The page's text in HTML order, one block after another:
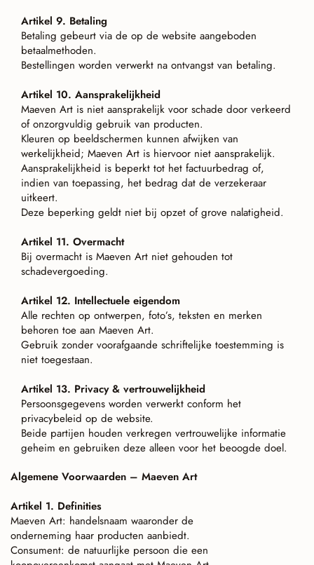
Artikel 9. Betaling
Betaling gebeurt via de op de website aangeboden
betaalmethoden.
Bestellingen worden verwerkt na ontvangst van betaling.
Artikel 10. Aansprakelijkheid
Maeven Art is niet aansprakelijk voor schade door verkeerd
of onzorgvuldig gebruik van producten.
Kleuren op beeldschermen kunnen afwijken van
werkelijkheid; Maeven Art is hiervoor niet aansprakelijk.
Aansprakelijkheid is beperkt tot het factuurbedrag of,
indien van toepassing, het bedrag dat de verzekeraar
uitkeert.
Deze beperking geldt niet bij opzet of grove nalatigheid.
Artikel 11. Overmacht
Bij overmacht is Maeven Art niet gehouden tot
schadevergoeding.
Artikel 12. Intellectuele eigendom
Alle rechten op ontwerpen, foto’s, teksten en merken
behoren toe aan Maeven Art.
Gebruik zonder voorafgaande schriftelijke toestemming is
niet toegestaan.
Artikel 13. Privacy & vertrouwelijkheid
Persoonsgegevens worden verwerkt conform het
privacybeleid op de website.
Beide partijen houden verkregen vertrouwelijke informatie
geheim en gebruiken deze alleen voor het beoogde doel.
Algemene Voorwaarden – Maeven Art
Artikel 1. Definities
Maeven Art: handelsnaam waaronder de
onderneming haar producten aanbiedt.
Consument: de natuurlijke persoon die een